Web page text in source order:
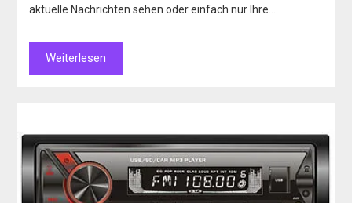
aktuelle Nachrichten sehen oder einfach nur Ihre…
Weiterlesen